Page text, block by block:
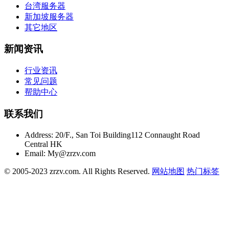
台湾服务器
新加坡服务器
其它地区
新闻资讯
行业资讯
常见问题
帮助中心
联系我们
Address: 20/F., San Toi Building112 Connaught Road
Central HK
Email: My@zrzv.com
© 2005-2023 zrzv.com. All Rights Reserved. 网站地图 热门标签